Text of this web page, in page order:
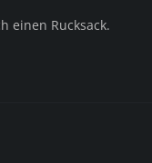
einen Rucksack.